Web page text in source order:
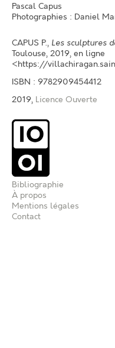
Pascal Capus
Photographies : Daniel
CAPUS P., Les sculptures
Toulouse, 2019, en ligne
<https://
ISBN : 9782909454412
2019, Licence Ouverte
Bibliographie
À propos
Mentions légales
Contact